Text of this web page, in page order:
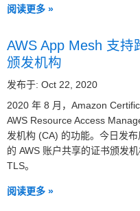
阅读更多 »
AWS App Mesh 支持
颁发机构
发布于: Oct 22, 2020
2020 年 8 月，Amazon
AWS Resource Access
发机构 (CA) 的功能。今日发
的 AWS 账户共享的证书颁发
TLS。
阅读更多 »